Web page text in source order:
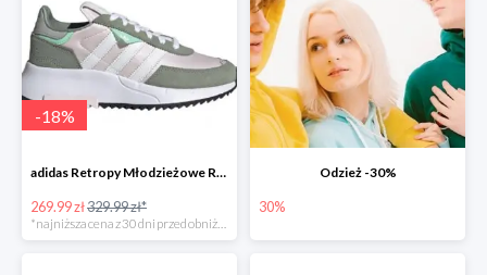
-18%
adidas Retropy Młodzieżowe Różowe
269.99 zł329.99 zł*
Odzież -30%
30%